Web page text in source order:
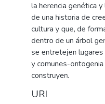
la herencia genética
de una historia de
cultura y que, de
dentro de un árbol
se entretejen lugares
y comunes-
construyen.
URI